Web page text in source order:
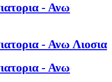
- Ανω
- Ανω Λιοσια
- Ανω